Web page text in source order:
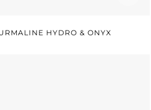
HYDRO & ONYX